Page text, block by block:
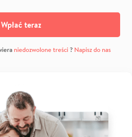
Wpłać teraz
niedozwolone treści? Napisz do nas